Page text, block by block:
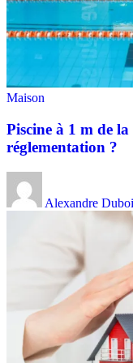
Maison
Piscine à 1 m de
réglementation ?
Alexandre